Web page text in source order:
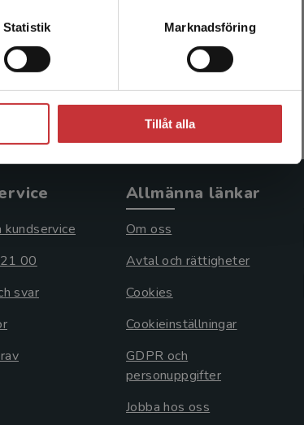
Statistik Marknadsföring
Tillåt alla
Per (red.)
inkl. moms
kundservice
00
svar
Allmänna länkar
Om oss
Avtal och rättigheter
Cookies
Cookieinställningar
GDPR och
personuppgifter
Jobba hos oss